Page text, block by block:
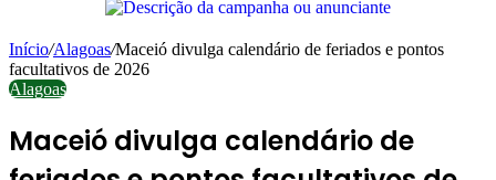
Início/Alagoas/Maceió divulga calendário de feriados e pontos
facultativos de 2026
Alagoas
Maceió divulga calendário de